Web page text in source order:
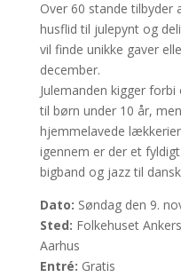
Over 60 stande
husflid til julepynt og
vil finde unikke gaver
december.
Julemanden kigger
til børn under 10 år,
hjemmelavede
igennem er der et
bigband og jazz til
Dato: Søndag den 9.
Sted: Folkehuset
Aarhus
Entré: Gratis